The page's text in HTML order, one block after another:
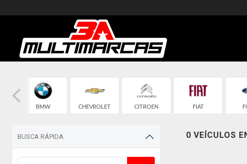
BMW CHEVROLET CITROEN FIAT
BUSCA RÁPIDA 0 VEÍCULOS